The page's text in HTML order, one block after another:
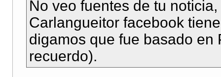
No veo fuentes de tu
Carlangueitor facebook
digamos que fue basado en
recuerdo).